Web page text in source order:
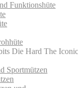
Funktionshüte
Sportmützen